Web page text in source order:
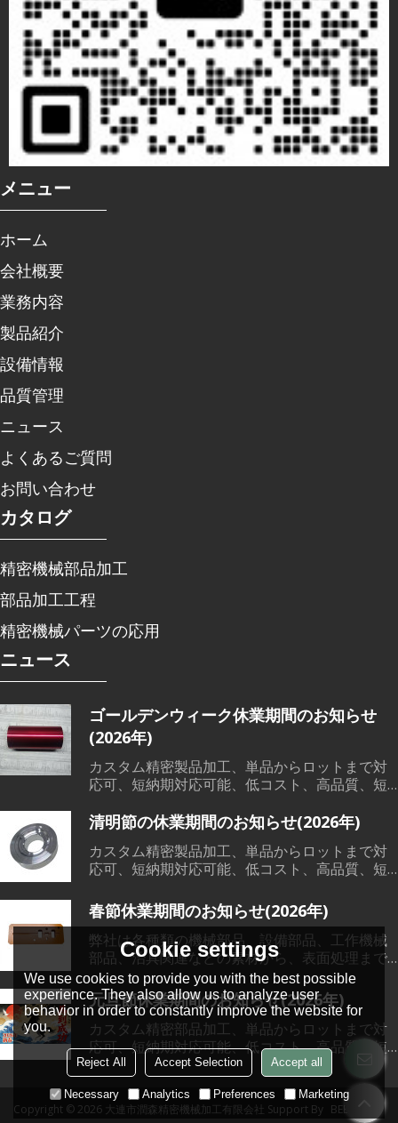
メニュー
ホーム
会社概要
業務内容
製品紹介
設備情報
品質管理
ニュース
よくあるご質問
お問い合わせ
カタログ
精密機械部品加工
部品加工工程
精密機械パーツの応用
ニュース
ゴールデンウィーク休業期間のお知らせ
(2026年)
カスタム精密製品加工、単品からロットまで対
応可、短納期対応可能、低コスト、高品質、短
造など素材から、切削加工、熱処理、表面処理
までワンストップサービス対応可能です。
清明節の休業期間のお知らせ(2026年)
カスタム精密製品加工、単品からロットまで対
応可、短納期対応可能、低コスト、高品質、短
造など素材から、切削加工、熱処理、表面処理
までワンストップサービス対応可能です。
春節休業期間のお知らせ(2026年)
弊社は各種類の機械部品、設備部品、工作機械
部品、治具関連などの素材から、表面処理まで
一貫した製造サービスを提供できる会社です。
単品からロットまで全部対応可能です。弊社に
は輸出ライセンスを持っておりますので、日本
語対応可能です。 もし機械部品加工などのご要
望がございましたら、いつでもご用命下さい。
元旦節休業期間のお知らせ(2026年)
カスタム精密部品加工、単品からロットまで対
応可、短納期対応可能、低コスト、高品質、短
納期で、各範囲の精密機械部品加工、溶接、鋳
造など素材から、切削加工、熱処理、表面処理
までワンストップサービス対応可能です。
Copyright © 2026 大連市潤森精密機械加工有限会社 Support By BEE Cloud
Cookie settings
We use cookies to provide you with the best possible
experience. They also allow us to analyze user
behavior in order to constantly improve the website for
you.
Reject All Accept Selection Accept all
Necessary Analytics Preferences Marketing